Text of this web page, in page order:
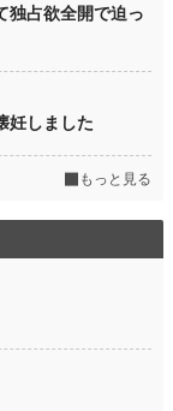
独占欲全開で迫っ
妊しました
もっと見る